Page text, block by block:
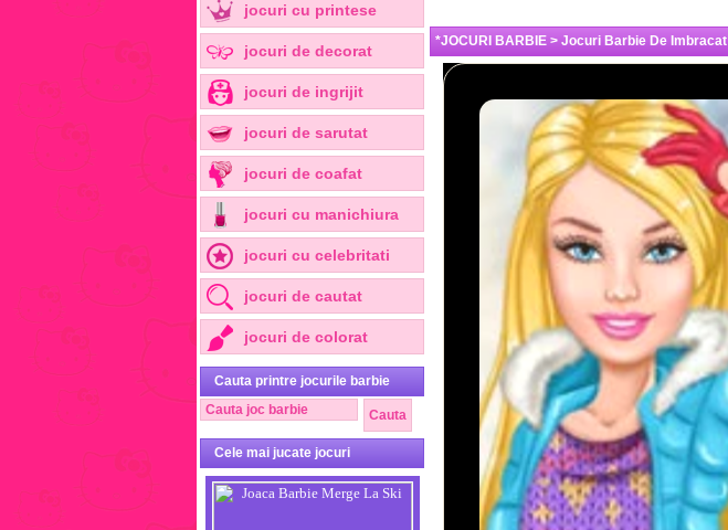
jocuri cu printese
jocuri de decorat
jocuri de ingrijit
jocuri de sarutat
jocuri de coafat
jocuri cu manichiura
jocuri cu celebritati
jocuri de cautat
jocuri de colorat
Cauta printre jocurile barbie
Cele mai jucate jocuri
*JOCURI BARBIE > Jocuri Barbie De Imbracat